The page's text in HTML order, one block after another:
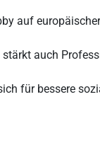
auf
auch
für bessere